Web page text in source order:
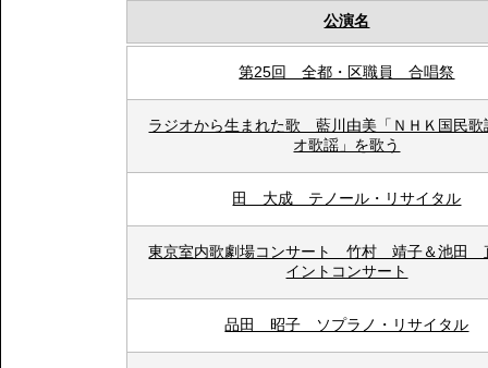
公演名
第25回 全都・区職員 合唱祭
ラジオから生まれた歌 藍川由美「ＮＨＫ国民
オ歌謡」を歌う
田 大成 テノール・リサイタル
東京室内歌劇場コンサート 竹村 靖子＆池田
イントコンサート
品田 昭子 ソプラノ・リサイタル